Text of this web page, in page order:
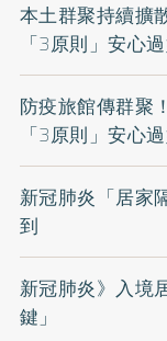
本土群聚持續擴
「3原則」安心
防疫旅館傳群聚
「3原則」安心
新冠肺炎「居家
到
新冠肺炎》入境
鍵」